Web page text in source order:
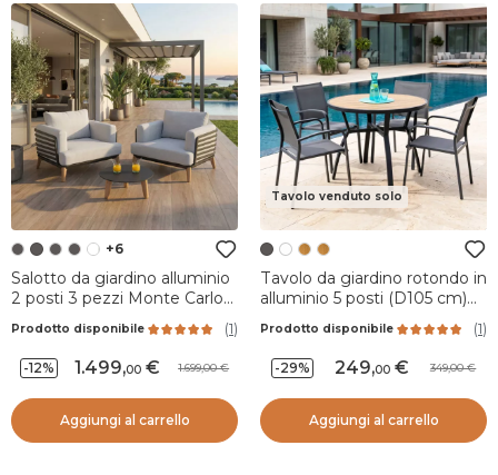
+6
Salotto da giardino alluminio
2 posti 3 pezzi Monte Carlo
chiaro
Prodotto disponibile (1)
-12% 1.499,00 1.699,00
Aggiungi al carrello
Tavolo venduto solo
Tavolo da giardino rotondo in
alluminio 5 posti (D105 cm)
effetto legno
Prodotto disponibile (1)
-29% 249,00 349,00
Aggiungi al carrello